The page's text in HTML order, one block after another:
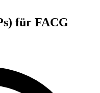
für FACG